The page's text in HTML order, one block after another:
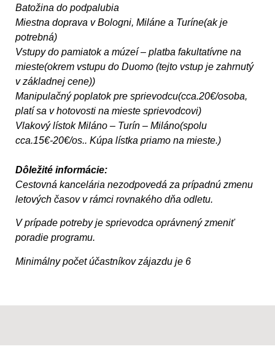
Batožina do podpalubia
Miestna doprava v Bologni, Miláne a Turíne(ak je
potrebná)
Vstupy do pamiatok a múzeí – platba fakultatívne na
mieste(okrem vstupu do Duomo (tejto vstup je zahrnutý
v základnej cene))
Manipulačný poplatok pre sprievodcu(cca.20€/osoba,
platí sa v hotovosti na mieste sprievodcovi)
Vlakový lístok Miláno – Turín – Miláno(spolu
cca.15€-20€/os.. Kúpa lístka priamo na mieste.)
Dôležité informácie:
Cestovná kancelária nezodpovedá za prípadnú zmenu
letových časov v rámci rovnakého dňa odletu.
V prípade potreby je sprievodca oprávnený zmeniť
poradie programu.
Minimálny počet účastníkov zájazdu je 6